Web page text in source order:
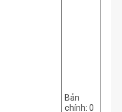
Bản
chính: 0